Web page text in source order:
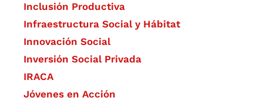
Inclusión Productiva
Infraestructura Social y Hábitat
​Innovación Social
Inversión Social Privada
IRACA
Jóvenes en Acción